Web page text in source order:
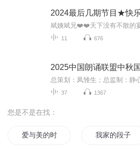
2024最后几期节目★快
11 676
2025中国朗诵联盟中秋
37 1367
您是不是在找：
爱与美的时段 我家的段子手